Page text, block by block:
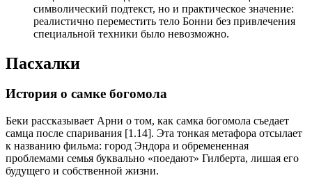
символический подтекст, но и практическое значение:
реалистично переместить тело Бонни без привлечения
специальной техники было невозможно.
Пасхалки
История о самке богомола
Беки рассказывает Арни о том, как самка богомола съедает
самца после спаривания [1.14]. Эта тонкая метафора отсылает
к названию фильма: город Эндора и обремененная
проблемами семья буквально «поедают» Гилберта, лишая его
будущего и собственной жизни.